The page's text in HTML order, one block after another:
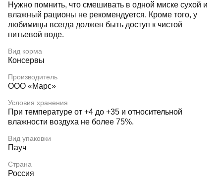
Нужно помнить, что смешивать в одной миске сухой и
влажный рационы не рекомендуется. Кроме того, у
любимицы всегда должен быть доступ к чистой
питьевой воде.
Вид корма
Консервы
Производитель
ООО «Марс»
Условия хранения
При температуре от +4 до +35 и относительной
влажности воздуха не более 75%.
Вид упаковки
Пауч
Страна
Россия